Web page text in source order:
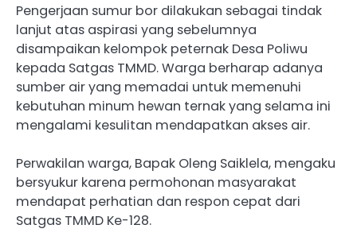
Pengerjaan sumur bor dilakukan sebagai tindak
lanjut atas aspirasi yang sebelumnya
disampaikan kelompok peternak Desa Poliwu
kepada Satgas TMMD. Warga berharap adanya
sumber air yang memadai untuk memenuhi
kebutuhan minum hewan ternak yang selama ini
mengalami kesulitan mendapatkan akses air.
Perwakilan warga, Bapak Oleng Saiklela, mengaku
bersyukur karena permohonan masyarakat
mendapat perhatian dan respon cepat dari
Satgas TMMD Ke-128.